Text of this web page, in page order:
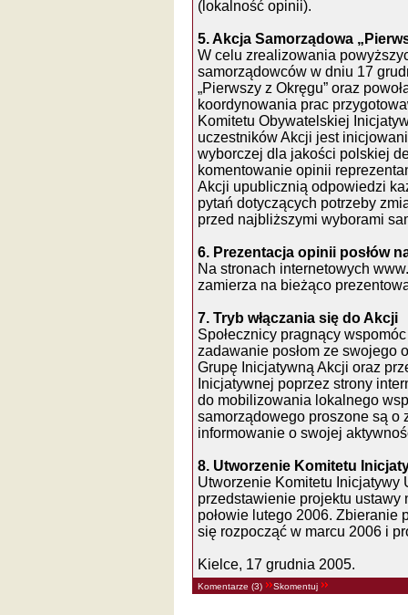
(lokalność opinii).
5. Akcja Samorządowa
W celu zrealizowania
samorządowców w dniu 17
„Pierwszy z Okręgu” oraz
koordynowania prac
Komitetu Obywatelskiej
uczestników Akcji jest
wyborczej dla jakości polskiej
komentowanie opinii
Akcji upublicznią odpowiedzi
pytań dotyczących potrzeby
przed najbliższymi wyborami
6. Prezentacja opinii posłów
Na stronach internetowych
zamierza na bieżąco
7. Tryb włączania się do Akcji
Społecznicy pragnący
zadawanie posłom ze swojego
Grupę Inicjatywną Akcji oraz
Inicjatywnej poprzez strony
do mobilizowania lokalnego
samorządowego proszone są o
informowanie o swojej
8. Utworzenie Komitetu
Utworzenie Komitetu
przedstawienie projektu ustawy
połowie lutego 2006. Zbieranie
się rozpocząć w marcu 2006 i
Kielce, 17 grudnia 2005.
Komentarze (3) Skomentuj